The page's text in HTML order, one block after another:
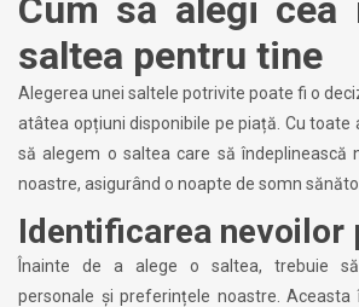
Cum să alegi cea
saltea pentru tine
Alegerea unei saltele potrivite poate fi o
atâtea opțiuni disponibile pe piață. Cu toate
să alegem o saltea care să îndeplinească
noastre, asigurând o noapte de somn
Identificarea nevoilor
Înainte de a alege o saltea, trebuie
personale și preferințele noastre. Aceasta